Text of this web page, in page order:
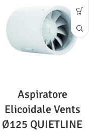
purezza del risultato finale.
Sift disponibile in 3 misure diverse
setaccio da 160-190-220 micron:
160 micron
190 micron
Aspiratore
Elicoidale Vents
Ø125 QUIETLINE